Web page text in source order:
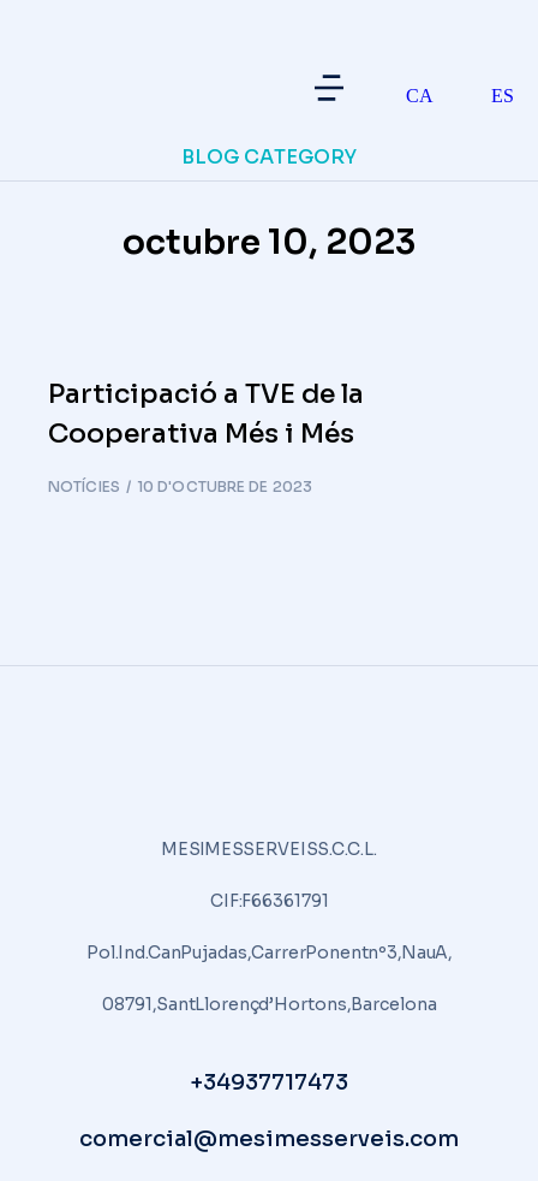
CA ES
BLOG CATEGORY
octubre 10, 2023
Participació a TVE de la
Cooperativa Més i Més
NOTÍCIES 10 D'OCTUBRE DE 2023
MES I MES SERVEIS S.C.C.L.
CIF: F66361791
Pol. Ind. Can Pujadas, Carrer Ponent nº3, Nau A,
08791, Sant Llorenç d’Hortons, Barcelona
+34 93 771 74 73
comercial@mesimesserveis.com